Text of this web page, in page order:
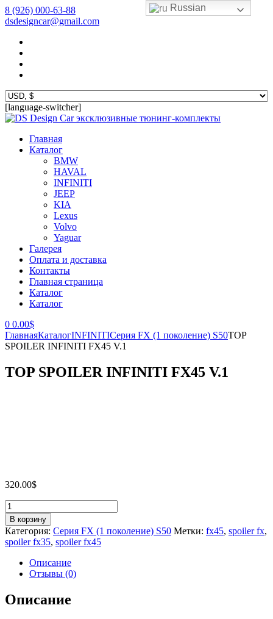
8 (926) 000-63-88
dsdesigncar@gmail.com
[language-switcher]
эксклюзивные тюнинг-комплекты
Главная
Каталог
BMW
HAVAL
INFINITI
JEEP
KIA
Lexus
Volvo
Yaguar
Галерея
Оплата и доставка
Контакты
Главная страница
Каталог
Каталог
0 0.00$
ГлавнаяКаталогINFINITIСерия FX (1 поколение) S50TOP
SPOILER INFINITI FX45 V.1
TOP SPOILER INFINITI FX45 V.1
320.00$
Количество
товара
TOP
SPOILER
INFINITI
FX45
В корзину
Категория: Серия FX (1 поколение) S50 Метки: fx45, spoiler fx,
spoiler fx35, spoiler fx45
Описание
Отзывы (0)
Описание
Russian